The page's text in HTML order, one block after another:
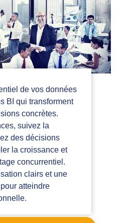
de vos données
BI qui transforment
concrètes.
suivez la
des décisions
la croissance et
concurrentiel.
clairs et une
atteindre